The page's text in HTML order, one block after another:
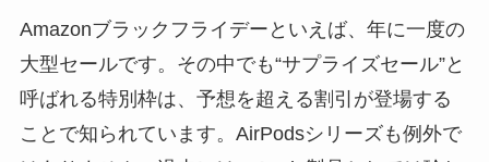
Amazonブラックフライデーといえば、年に一度の
大型セールです。その中でも“サプライズセール”と
呼ばれる特別枠は、予想を超える割引が登場する
ことで知られています。AirPodsシリーズも例外で